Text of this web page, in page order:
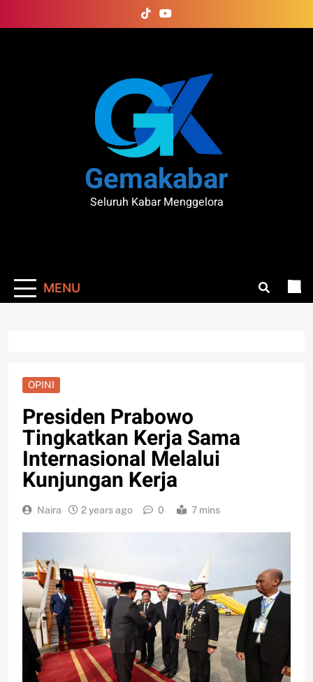
to
Gemakabar
Seluruh Kabar Menggelora
MENU
OPINI
Presiden Prabowo
Tingkatkan Kerja Sama
Internasional Melalui
Kunjungan Kerja
Naira 2 years ago 0 7 mins